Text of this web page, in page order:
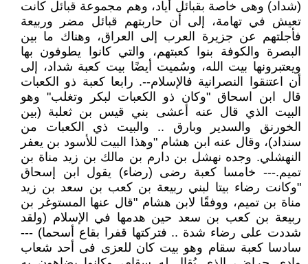
(شداد) وهى خاصة بقبائل أياد، وهم مجموعة قبائل كانت
تعيش في تهامة، إلى أن حاربتهم قبائل مضر وربيعة
فأجلتهم عن جزيرة العرب إلى العراق، وهناك ما بين
البصرة والكوفة بنوا كعبتهم، والتي كانوا يطوفون بها
ويعتبرونها بيت الله، وسُميت أيضًا بيت كعبة شداد، إلى
أن اعتنقوا النصرانية فالإسلام--. رابعا كعبة ذو الكعبات
قال ابن اسحاق "وكان ذو الكعبات لبكر وتغلب" وهو
البيت الذي قال عنه أعشى بني قيس بن ثعلبة (بين
الخورنق والسدير وبارق .. والبيت ذي الكعبات من
سنداد)، وقال عنه ابن هشام "وهذا البيت للأسود بن يعفر
النهشلي. وجده نهشل بن دارم بن مالك بن زيد مناة بن
تميم.--- خامسا كعبة رضى (رضاء) يقول ابن إسحاق
"وكانت رضاء بيتا لبني ربيعة بن كعب بن سعد بن زيد
مناة بن تميم، ووفقًا لابن هشام "قال عنها المستوغر بن
ربيعة بن كعب بن سعد حين هدمها في الإسلام (ولقد
شددت على رضاء شدة .. فتركتها قفرا بقاع أسحما) ---
سادسا كعبة سقام وهو بيت كان للعزى فى أحد شعاب